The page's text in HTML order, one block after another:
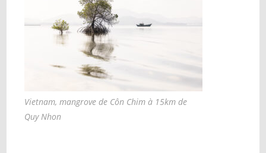
Vietnam, mangrove de Côn Chim à 15km de
Quy Nhon